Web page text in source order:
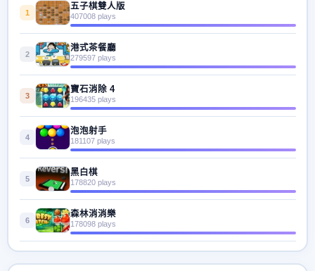
1
五子棋雙人版
407008 plays
2
港式茶餐廳
279597 plays
3
寶石消除 4
196435 plays
4
泡泡射手
181107 plays
5
黑白棋
178820 plays
6
森林消消樂
178098 plays